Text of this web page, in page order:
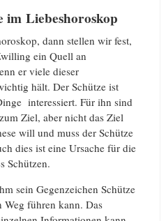
Liebeshoroskop
dann stellen wir fest,
ein Quell an
er viele dieser
hält. Der Schütze ist
interessiert. Für ihn sind
Ziel, aber nicht das Ziel
will und muss der Schütze
dies ist eine Ursache für die
Schützen.
sein Gegenzeichen Schütze
führen kann. Das